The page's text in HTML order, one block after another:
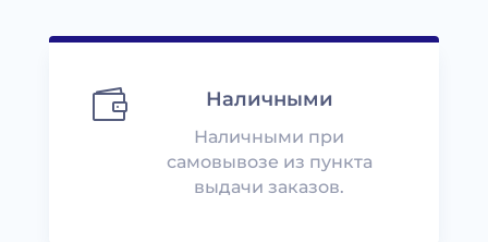
 Наличными
Наличными при
самовывозе из пункта
выдачи заказов.